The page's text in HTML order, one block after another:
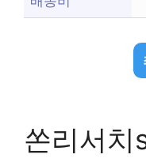
쏜리서치